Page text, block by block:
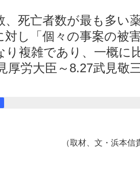
、死亡者数が最も多い
し「個々の事案の被
り複雑であり、一概に
労大臣～8.27武見敬
（取材、文・浜本信